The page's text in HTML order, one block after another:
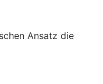
Ansatz die